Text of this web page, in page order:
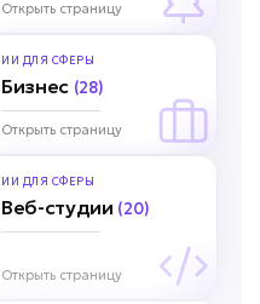
Открыть страницу
ИИ ДЛЯ СФЕРЫ
Бизнес (28)
Открыть страницу
ИИ ДЛЯ СФЕРЫ
Веб-студии (20)
Открыть страницу